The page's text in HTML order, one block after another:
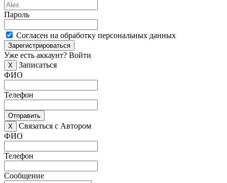
Пароль
Согласен на обработку персональных данных
Зарегистрироваться
Уже есть аккаунт? Войти
X
Записаться
ФИО
Телефон
Отправить
X
Связаться с Автором
ФИО
Телефон
Сообщение